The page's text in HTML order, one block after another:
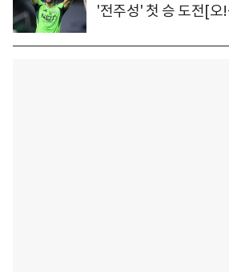
'전주성' 첫 승 도전[오